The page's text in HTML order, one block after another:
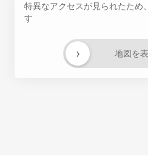
特異なアクセスが見られたため
す
地図を
›